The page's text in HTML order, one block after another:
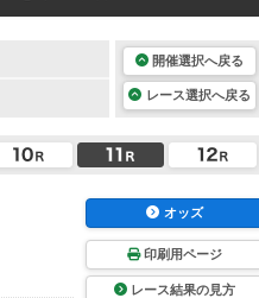
開催選択へ戻る
レース選択へ戻る
オッズ
印刷用ページ
レース結果の見方